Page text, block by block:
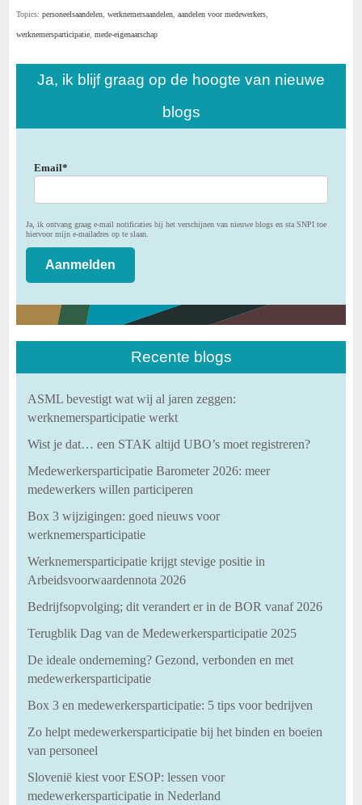
Topics:personeelsaandelen ,werknemersaandelen ,aandelen voor medewerkers
werknemersparticipatie ,mede-eigenaarschap
Ja, ik blijf graag op de hoogte van nieuwe
blogs
Email*
Ja, ik ontvang graag e-mail notificaties bij het verschijnen van nieuwe blogs en sta SNPI toe
hiervoor mijn e-mailadres op te slaan.
Recente blogs
ASML bevestigt wat wij al jaren zeggen:
werknemersparticipatie werkt
Wist je dat… een STAK altijd UBO’s moet registreren?
Medewerkersparticipatie Barometer 2026: meer
medewerkers willen participeren
Box 3 wijzigingen: goed nieuws voor
werknemersparticipatie
Werknemersparticipatie krijgt stevige positie in
Arbeidsvoorwaardennota 2026
Bedrijfsopvolging; dit verandert er in de BOR vanaf 2026
Terugblik Dag van de Medewerkersparticipatie 2025
De ideale onderneming? Gezond, verbonden en met
medewerkersparticipatie
Box 3 en medewerkersparticipatie: 5 tips voor bedrijven
Zo helpt medewerkersparticipatie bij het binden en boeien
van personeel
Slovenië kiest voor ESOP: lessen voor
medewerkersparticipatie in Nederland